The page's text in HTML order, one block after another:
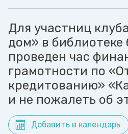
Для участниц
дом» в библиотеке
проведен час
грамотности по
кредитованию»
и не пожалеть об
Добавить в календарь